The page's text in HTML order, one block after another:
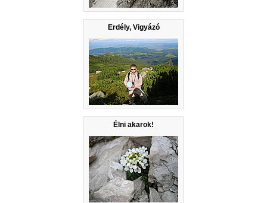
Erdély, Vigyázó
Élni akarok!